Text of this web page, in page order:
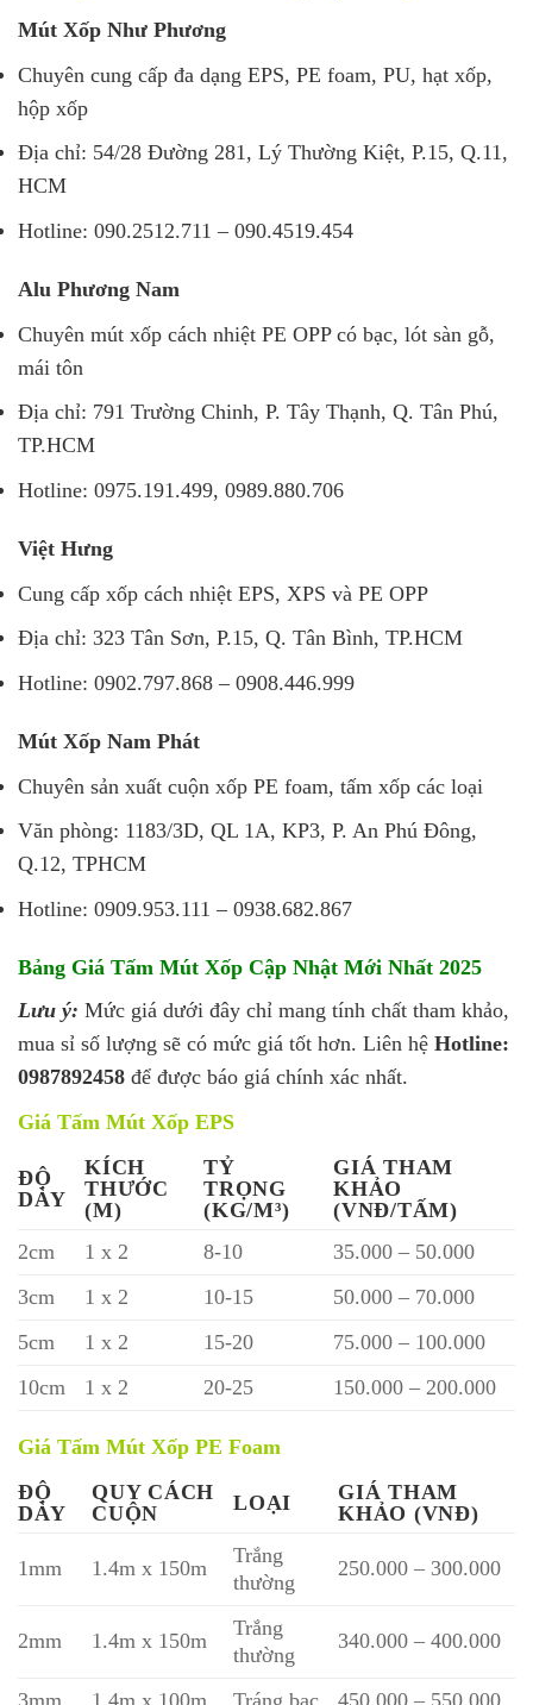
Mút Xốp Như Phương
Chuyên cung cấp đa dạng EPS, PE foam, PU, hạt xốp,
hộp xốp
Địa chỉ: 54/28 Đường 281, Lý Thường Kiệt, P.15, Q.11,
HCM
Hotline: 090.2512.711 – 090.4519.454
Alu Phương Nam
Chuyên mút xốp cách nhiệt PE OPP có bạc, lót sàn gỗ,
mái tôn
Địa chỉ: 791 Trường Chinh, P. Tây Thạnh, Q. Tân Phú,
TP.HCM
Hotline: 0975.191.499, 0989.880.706
Việt Hưng
Cung cấp xốp cách nhiệt EPS, XPS và PE OPP
Địa chỉ: 323 Tân Sơn, P.15, Q. Tân Bình, TP.HCM
Hotline: 0902.797.868 – 0908.446.999
Mút Xốp Nam Phát
Chuyên sản xuất cuộn xốp PE foam, tấm xốp các loại
Văn phòng: 1183/3D, QL 1A, KP3, P. An Phú Đông,
Q.12, TPHCM
Hotline: 0909.953.111 – 0938.682.867
Bảng Giá Tấm Mút Xốp Cập Nhật Mới Nhất 2025
Lưu ý: Mức giá dưới đây chỉ mang tính chất tham khảo,
mua sỉ số lượng sẽ có mức giá tốt hơn. Liên hệ Hotline:
0987892458 để được báo giá chính xác nhất.
Giá Tấm Mút Xốp EPS
ĐỘ
DÀY
KÍCH
THƯỚC
(M)
TỶ
TRỌNG
(KG/M³)
GIÁ THAM
KHẢO
(VNĐ/TẤM)
2cm
1 x 2 8-10
35.000 – 50.000
3cm
1 x 2 10-15
50.000 – 70.000
5cm
1 x 2 15-20
75.000 – 100.000
10cm
1 x 2 20-25 150.000 – 200.000
Giá Tấm Mút Xốp PE Foam
ĐỘ
DÀY
QUY CÁCH
CUỘN
LOẠI
GIÁ THAM
KHẢO (VNĐ)
1mm 1.4m x 150m
Trắng
thường
250.000 – 300.000
2mm 1.4m x 150m
Trắng
thường
340.000 – 400.000
3mm 1.4m x 100m Tráng bạc 450.000 – 550.000